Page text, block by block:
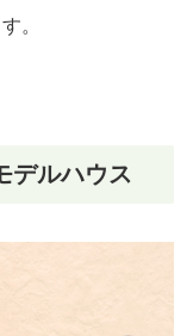
。
デルハウス